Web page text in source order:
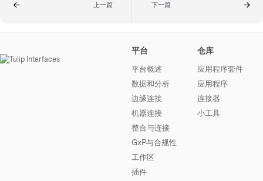
上一篇 下一篇
平台
平台概述
数据和分析
边缘连接
机器连接
整合与连接
GxP与合规性
工作区
插件
仓库
应用程序套件
应用程序
连接器
小工具